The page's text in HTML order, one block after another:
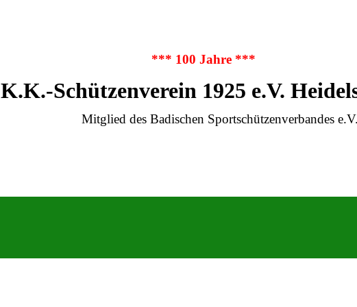
*** 100 Jahre ***
K.K.-Schützenverein 1925 e.V.
Mitglied des Badischen Sportschützenverbandes e.V.